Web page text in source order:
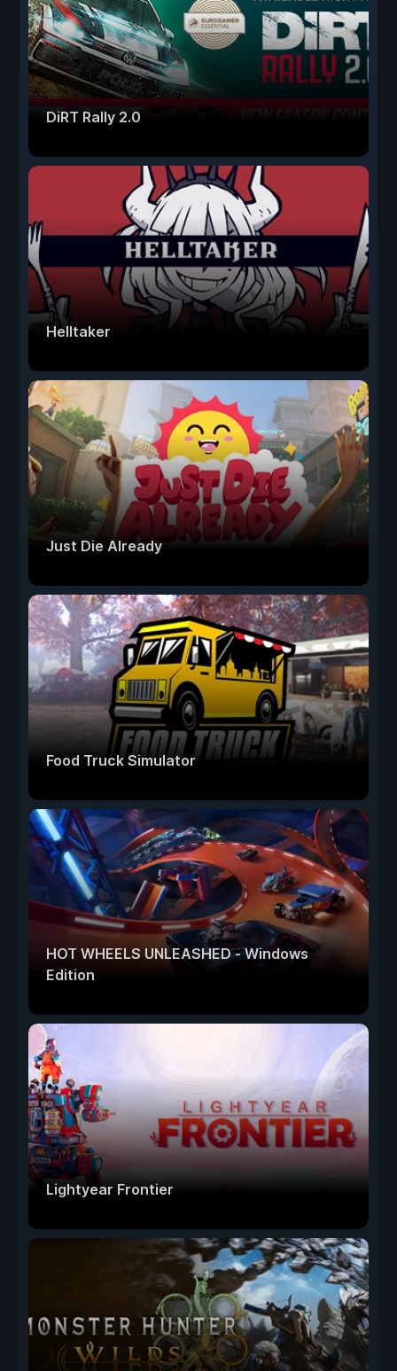
DiRT Rally 2.0
Helltaker
Just Die Already
Food Truck Simulator
HOT WHEELS UNLEASHED - Windows
Edition
Lightyear Frontier